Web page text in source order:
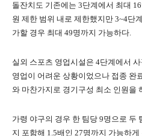
돌잔치도 기존에는 3단계에서 최대
원 제한 범위 내로 제한했지만 3~4단
가할 경우 최대 49명까지 가능하다.
실외 스포츠 영업시설은 4단계에서
영업이 어려운 상황이었으나 접종 완
와 마찬가지로 경기구성 최소 인원을
가령 야구의 경우 한 팀당 9명으로 두
지 포함해 1.5배인 27명까지 가능하게